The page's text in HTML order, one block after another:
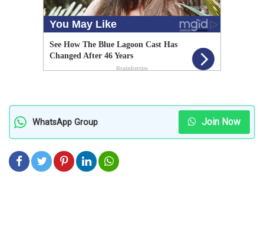
WhatsApp Group Join Now